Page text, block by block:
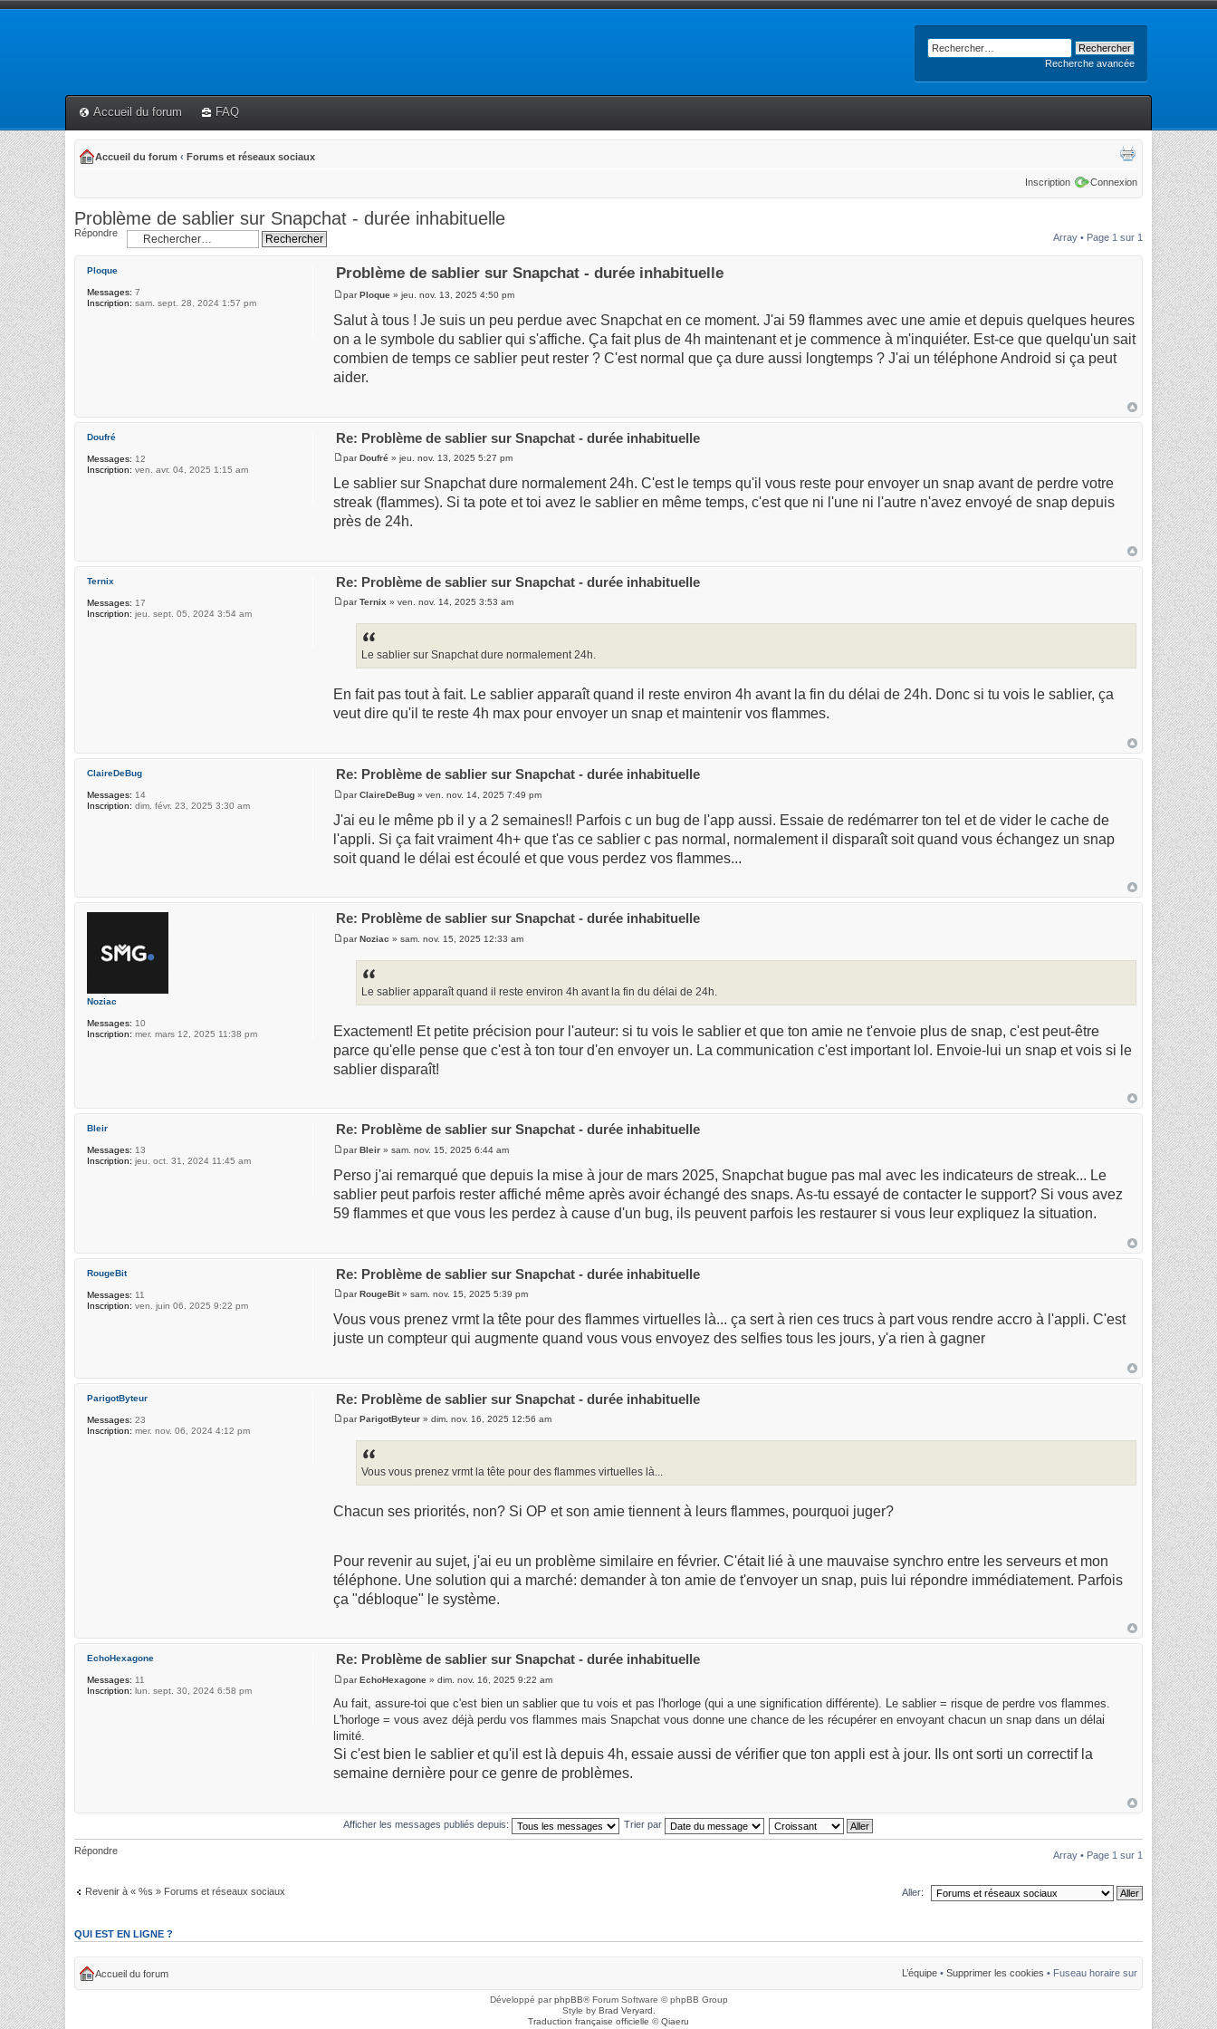
Recherche avancée
Accueil du forum FAQ
Accueil du forum ‹ Forums et réseaux sociaux
Inscription Connexion
Problème de sablier sur Snapchat - durée inhabituelle
Répondre Array • Page 1 sur 1
Problème de sablier sur Snapchat - durée inhabituelle
parPloque » jeu. nov. 13, 2025 4:50 pm
Salut à tous ! Je suis un peu perdue avec Snapchat en ce moment. J'ai 59 flammes avec une amie et depuis quelques heures
on a le symbole du sablier qui s'affiche. Ça fait plus de 4h maintenant et je commence à m'inquiéter. Est-ce que quelqu'un sait
combien de temps ce sablier peut rester ? C'est normal que ça dure aussi longtemps ? J'ai un téléphone Android si ça peut
aider.
Ploque
Messages: 7
Inscription: sam. sept. 28, 2024 1:57 pm
Re: Problème de sablier sur Snapchat - durée inhabituelle
parDoufré » jeu. nov. 13, 2025 5:27 pm
Le sablier sur Snapchat dure normalement 24h. C'est le temps qu'il vous reste pour envoyer un snap avant de perdre votre
streak (flammes). Si ta pote et toi avez le sablier en même temps, c'est que ni l'une ni l'autre n'avez envoyé de snap depuis
près de 24h.
Doufré
Messages: 12
Inscription: ven. avr. 04, 2025 1:15 am
Re: Problème de sablier sur Snapchat - durée inhabituelle
parTernix » ven. nov. 14, 2025 3:53 am
Le sablier sur Snapchat dure normalement 24h.
En fait pas tout à fait. Le sablier apparaît quand il reste environ 4h avant la fin du délai de 24h. Donc si tu vois le sablier, ça
veut dire qu'il te reste 4h max pour envoyer un snap et maintenir vos flammes.
Ternix
Messages: 17
Inscription: jeu. sept. 05, 2024 3:54 am
Re: Problème de sablier sur Snapchat - durée inhabituelle
parClaireDeBug » ven. nov. 14, 2025 7:49 pm
J'ai eu le même pb il y a 2 semaines!! Parfois c un bug de l'app aussi. Essaie de redémarrer ton tel et de vider le cache de
l'appli. Si ça fait vraiment 4h+ que t'as ce sablier c pas normal, normalement il disparaît soit quand vous échangez un snap
soit quand le délai est écoulé et que vous perdez vos flammes...
ClaireDeBug
Messages: 14
Inscription: dim. févr. 23, 2025 3:30 am
Re: Problème de sablier sur Snapchat - durée inhabituelle
parNoziac » sam. nov. 15, 2025 12:33 am
Le sablier apparaît quand il reste environ 4h avant la fin du délai de 24h.
Exactement! Et petite précision pour l'auteur: si tu vois le sablier et que ton amie ne t'envoie plus de snap, c'est peut-être
parce qu'elle pense que c'est à ton tour d'en envoyer un. La communication c'est important lol. Envoie-lui un snap et vois si le
sablier disparaît!
Noziac
Messages: 10
Inscription: mer. mars 12, 2025 11:38 pm
Re: Problème de sablier sur Snapchat - durée inhabituelle
parBleir » sam. nov. 15, 2025 6:44 am
Perso j'ai remarqué que depuis la mise à jour de mars 2025, Snapchat bugue pas mal avec les indicateurs de streak... Le
sablier peut parfois rester affiché même après avoir échangé des snaps. As-tu essayé de contacter le support? Si vous avez
59 flammes et que vous les perdez à cause d'un bug, ils peuvent parfois les restaurer si vous leur expliquez la situation.
Bleir
Messages: 13
Inscription: jeu. oct. 31, 2024 11:45 am
Re: Problème de sablier sur Snapchat - durée inhabituelle
parRougeBit» sam. nov. 15, 2025 5:39 pm
Vous vous prenez vrmt la tête pour des flammes virtuelles là... ça sert à rien ces trucs à part vous rendre accro à l'appli. C'est
juste un compteur qui augmente quand vous vous envoyez des selfies tous les jours, y'a rien à gagner ️
RougeBit
Messages: 11
Inscription: ven. juin 06, 2025 9:22 pm
Re: Problème de sablier sur Snapchat - durée inhabituelle
parParigotByteur » dim. nov. 16, 2025 12:56 am
Vous vous prenez vrmt la tête pour des flammes virtuelles là...
Chacun ses priorités, non? Si OP et son amie tiennent à leurs flammes, pourquoi juger?
Pour revenir au sujet, j'ai eu un problème similaire en février. C'était lié à une mauvaise synchro entre les serveurs et mon
téléphone. Une solution qui a marché: demander à ton amie de t'envoyer un snap, puis lui répondre immédiatement. Parfois
ça "débloque" le système.
ParigotByteur
Messages: 23
Inscription: mer. nov. 06, 2024 4:12 pm
Re: Problème de sablier sur Snapchat - durée inhabituelle
parEchoHexagone » dim. nov. 16, 2025 9:22 am
Au fait, assure-toi que c'est bien un sablier que tu vois et pas l'horloge (qui a une signification différente). Le sablier = risque de perdre vos flammes.
L'horloge = vous avez déjà perdu vos flammes mais Snapchat vous donne une chance de les récupérer en envoyant chacun un snap dans un délai
limité.
Si c'est bien le sablier et qu'il est là depuis 4h, essaie aussi de vérifier que ton appli est à jour. Ils ont sorti un correctif la
semaine dernière pour ce genre de problèmes.
EchoHexagone
Messages: 11
Inscription: lun. sept. 30, 2024 6:58 pm
Afficher les messages publiés depuis: Trier par
Répondre Array • Page 1 sur 1
Revenir à « %s » Forums et réseaux sociaux Aller:
QUI EST EN LIGNE ?
Accueil du forum L’équipe • Supprimer les cookies • Fuseau horaire sur
Développé parphpBB® Forum Software © phpBB Group
Style by Brad Veryard
Traduction française officielle ©Qiaeru